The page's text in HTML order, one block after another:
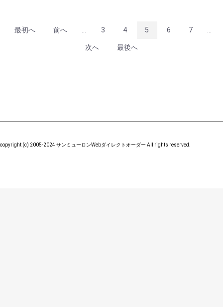
最初へ 前へ 3 4 5 6 7
次へ 最後へ
copyright (c) 2005-2024 サンミューロンWebダイレクトオーダー All rights reserved.